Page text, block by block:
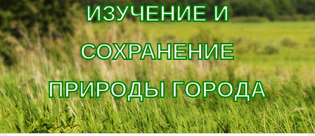
ИЗУЧЕНИЕ И
СОХРАНЕНИЕ
ПРИРОДЫ ГОРОДА